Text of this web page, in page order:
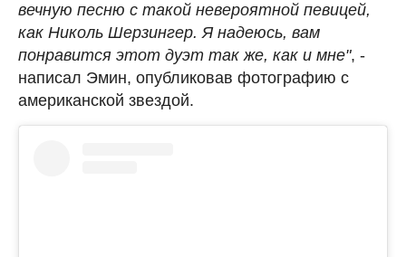
вечную песню с такой невероятной певицей,
как Николь Шерзингер. Я надеюсь, вам
понравится этот дуэт так же, как и мне", -
написал Эмин, опубликовав фотографию с
американской звездой.